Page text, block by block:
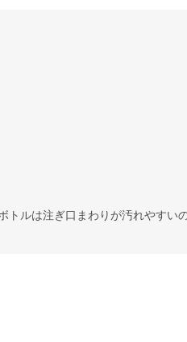
ルは注ぎ口まわりが汚れやすい